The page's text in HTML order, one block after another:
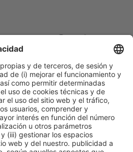
Platform
Expoquimia se vuelve
industria farmacéutica”
Siguiente
un modelo global basado en
y proximidad al cliente